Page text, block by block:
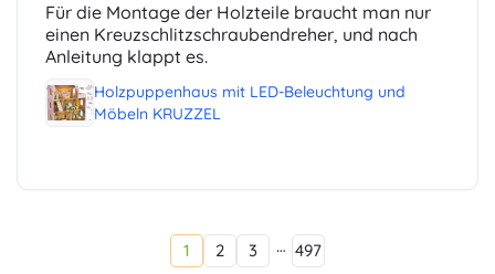
Für die Montage der Holzteile braucht man nur
einen Kreuzschlitzschraubendreher, und nach
Anleitung klappt es.
Holzpuppenhaus mit LED-Beleuchtung und
Möbeln KRUZZEL
1 2 3 … 497